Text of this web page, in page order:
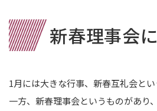
新春理事会
1月には大きな行事、新春互礼会と
一方、新春理事会というものがあり